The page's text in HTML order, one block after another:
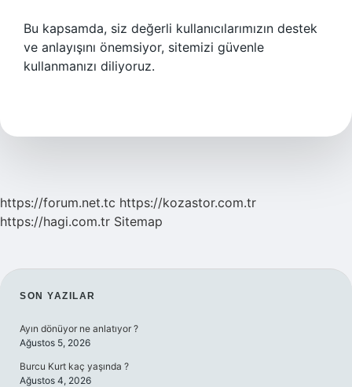
Bu kapsamda, siz değerli kullanıcılarımızın destek
ve anlayışını önemsiyor, sitemizi güvenle
kullanmanızı diliyoruz.
https://forum.net.tc https://kozastor.com.tr
https://hagi.com.tr Sitemap
SIDEBAR
SON YAZILAR
Ayın dönüyor ne anlatıyor ?
Ağustos 5, 2026
Burcu Kurt kaç yaşında ?
Ağustos 4, 2026